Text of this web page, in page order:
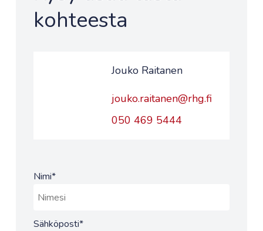
kohteesta
Jouko Raitanen
jouko.raitanen@rhg.fi
050 469 5444
Nimi*
Sähköposti*